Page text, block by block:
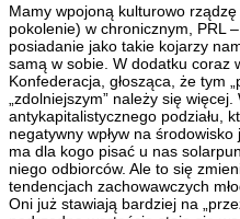
Mamy wpojoną kulturowo
pokolenie) w chronicznym, PRL
posiadanie jako takie kojarzy
samą w sobie. W dodatku coraz
Konfederacja, głosząca, że tym
„zdolniejszym” należy się
antykapitalistycznego podziału,
negatywny wpływ na
ma dla kogo pisać u nas
niego odbiorców. Ale to się
tendencjach zachowawczych
Oni już stawiają bardziej na